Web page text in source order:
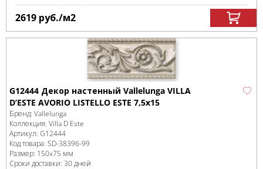
2619 руб./м2
G12444 Декор настенный Vallelunga VILLA
D’ESTE AVORIO LISTELLO ESTE 7,5x15
Бренд: Vallelunga
Коллекция: Villa D Este
Артикул: G12444
Код товара: SD-38396-99
Размер: 150x75 мм
Сроки доставки: 30 дней